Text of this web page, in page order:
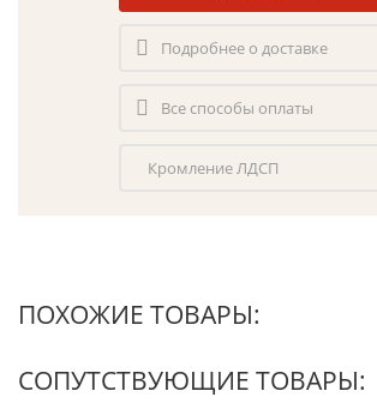
Подробнее о доставке
Все способы оплаты
Кромление ЛДСП
ПОХОЖИЕ ТОВАРЫ:
СОПУТСТВУЮЩИЕ ТОВАРЫ: